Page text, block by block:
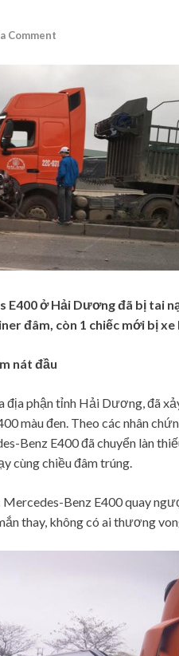
Comment
E400 ở Hải Dương đã bị tai
đâm, còn 1 chiếc mới bị
nát đầu
địa phận tỉnh Hải Dương, đã
màu đen. Theo các nhân
Benz E400 đã chuyển làn
cùng chiều đâm trúng.
Benz E400 quay
thay, không có ai thương